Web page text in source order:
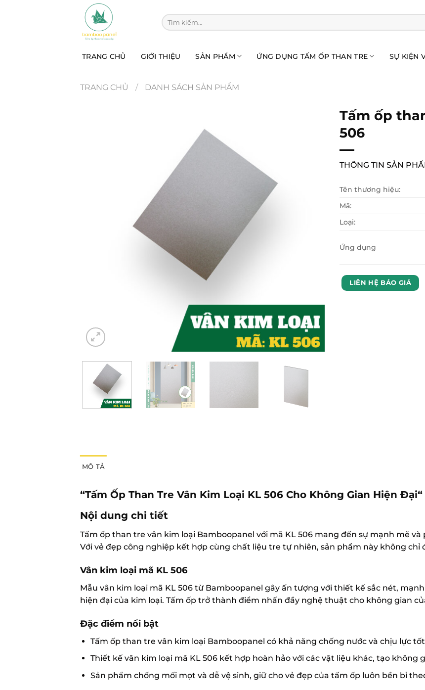
Tìm kiếm:
TRANG CHỦ GIỚI THIỆU SẢN PHẨM ỨNG DỤNG TẤM ỐP THAN TRE SỰ KIỆN
TRANG CHỦ / DANH SÁCH SẢN PHẨM
Tấm ốp
506
THÔNG TIN SẢN
Tên thương hiệu:
Mã:
Loại:
Ứng dụng
LIÊN HỆ BÁO GIÁ
MÔ TẢ
“Tấm Ốp Than Tre Vân Kim Loại KL 506 Cho Không Gian Hiện Đại“
Nội dung chi tiết
Tấm ốp than tre vân kim loại Bamboopanel với mã KL 506 mang đến sự mạnh mẽ
Với vẻ đẹp công nghiệp kết hợp cùng chất liệu tre tự nhiên, sản phẩm này không chỉ
Vân kim loại mã KL 506
Mẫu vân kim loại mã KL 506 từ Bamboopanel gây ấn tượng với thiết kế sắc nét,
hiện đại của kim loại. Tấm ốp trở thành điểm nhấn đầy nghệ thuật cho không gian
Đặc điểm nổi bật
Tấm ốp than tre vân kim loại Bamboopanel có khả năng chống nước và chịu lực
Thiết kế vân kim loại mã KL 506 kết hợp hoàn hảo với các vật liệu khác, tạo không
Sản phẩm chống mối mọt và dễ vệ sinh, giữ cho vẻ đẹp của tấm ốp luôn bền bỉ